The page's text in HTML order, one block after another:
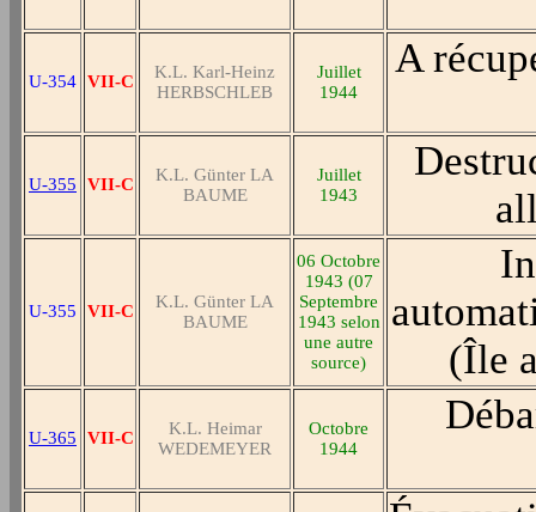
U-354 VII-C
K.L. Karl-Heinz
HERBSCHLEB
Juillet
1944
A
U-355 VII-C
K.L. Günter LA
BAUME
Juillet
1943
U-355 VII-C
K.L. Günter LA
BAUME
06 Octobre
1943 (07
Septembre
1943 selon
une autre
source)
(Île
U-365 VII-C
K.L. Heimar
WEDEMEYER
Octobre
1944